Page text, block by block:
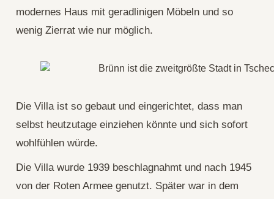
modernes Haus mit geradlinigen Möbeln und so
wenig Zierrat wie nur möglich.
Die Villa ist so gebaut und eingerichtet, dass man
selbst heutzutage einziehen könnte und sich sofort
wohlfühlen würde.
Die Villa wurde 1939 beschlagnahmt und nach 1945
von der Roten Armee genutzt. Später war in dem